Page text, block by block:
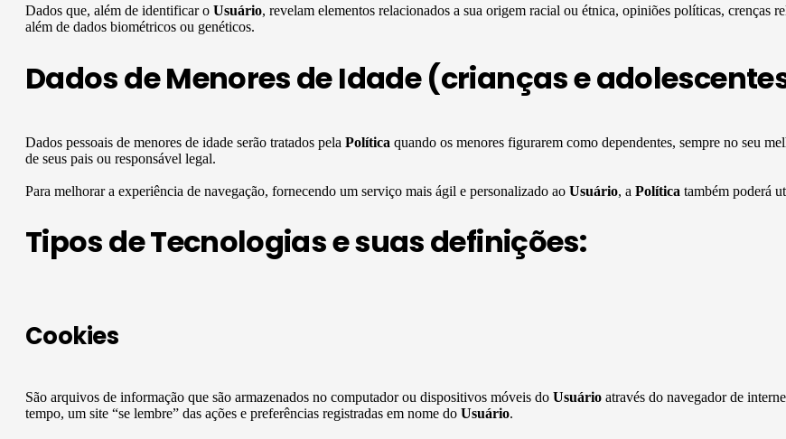
Dados que, além de identificar o Usuário, revelam elementos relacionados a sua origem racial ou étnica, opiniões políticas, crenças
além de dados biométricos ou genéticos.
Dados de Menores de Idade (crianças e
Dados pessoais de menores de idade serão tratados pela Política quando os menores figurarem como dependentes, sempre no seu
de seus pais ou responsável legal.
Para melhorar a experiência de navegação, fornecendo um serviço mais ágil e personalizado ao Usuário, a Política também poderá
Tipos de Tecnologias e suas definições:
Cookies
São arquivos de informação que são armazenados no computador ou dispositivos móveis do Usuário através do navegador de
tempo, um site “se lembre” das ações e preferências registradas em nome do Usuário.